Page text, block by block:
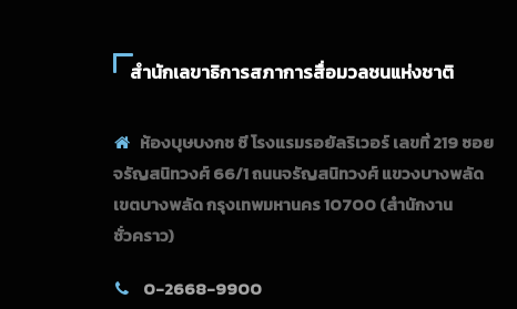
สำนักเลขาธิการสภาการสื่อมวลชนแห่งชาติ
ห้องบุษบงกช ซี โรงแรมรอยัลริเวอร์ เลขที่ 219 ซอย
จรัญสนิทวงศ์ 66/1 ถนนจรัญสนิทวงศ์ แขวงบางพลัด
เขตบางพลัด กรุงเทพมหานคร 10700(สำนักงาน
ชั่วคราว)
0-2668-9900